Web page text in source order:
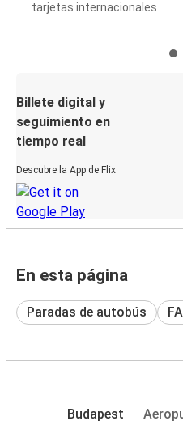
tarjetas internacionales
Billete digital y
seguimiento en
tiempo real
Descubre la App de Flix
En esta página
Paradas de autobús
Budapest